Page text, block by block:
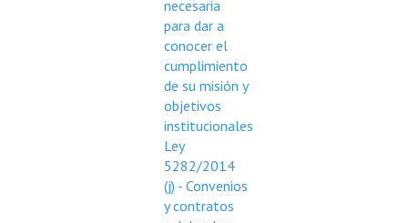
necesaria
para dar a
conocer el
cumplimiento
de su misión y
objetivos
institucionales
Ley
5282/2014
(j) - Convenios
y contratos